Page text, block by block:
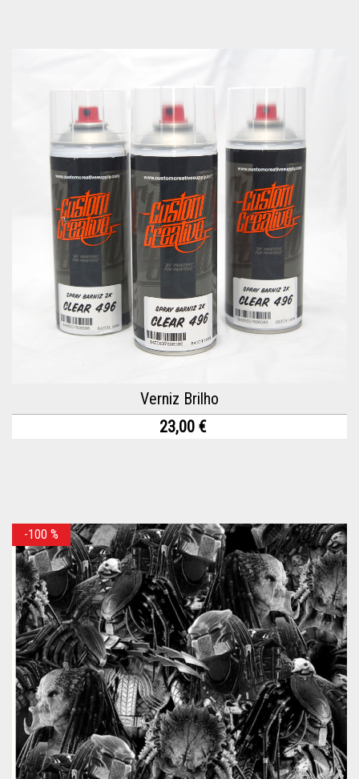
Verniz Brilho
23,00 €
-100 %